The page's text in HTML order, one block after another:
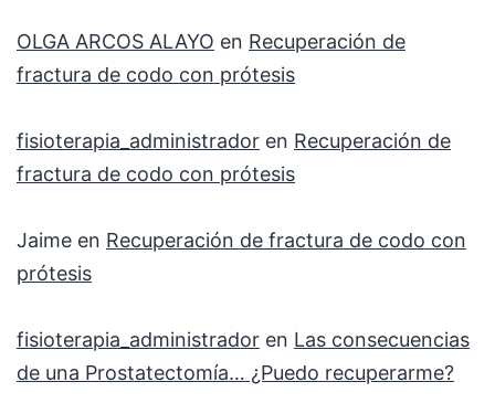
OLGA ARCOS ALAYO en Recuperación de
fractura de codo con prótesis
fisioterapia_administrador en Recuperación de
fractura de codo con prótesis
Jaime en Recuperación de fractura de codo con
prótesis
fisioterapia_administrador en Las consecuencias
de una Prostatectomía… ¿Puedo recuperarme?